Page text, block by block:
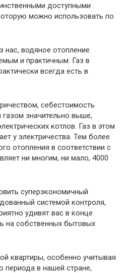
доступными
можно использовать по
нас, водяное отопление
и практичным. Газ в
всегда есть в
себестоимость
газом значительно выше,
котлов. Газ в этом
у электричества. Тем более
отопления в соответствии с
ни многим, ни мало, 4000
суперэкономичный
системой контроля,
удивят вас в конце
на собственных бытовых
квартиры, особенно учитывая
периода в нашей стране,